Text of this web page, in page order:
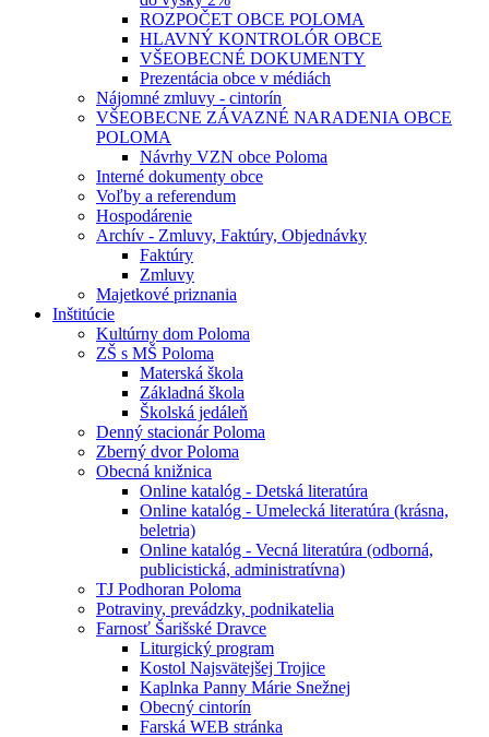
ROZPOČET OBCE POLOMA
HLAVNÝ KONTROLÓR OBCE
VŠEOBECNÉ DOKUMENTY
Prezentácia obce v médiách
Nájomné zmluvy - cintorín
VŠEOBECNE ZÁVAZNÉ NARADENIA OBCE
POLOMA
Návrhy VZN obce Poloma
Interné dokumenty obce
Voľby a referendum
Hospodárenie
Archív - Zmluvy, Faktúry, Objednávky
Faktúry
Zmluvy
Majetkové priznania
Inštitúcie
Kultúrny dom Poloma
ZŠ s MŠ Poloma
Materská škola
Základná škola
Školská jedáleň
Denný stacionár Poloma
Zberný dvor Poloma
Obecná knižnica
Online katalóg - Detská literatúra
Online katalóg - Umelecká literatúra (krásna,
beletria)
Online katalóg - Vecná literatúra (odborná,
publicistická, administratívna)
TJ Podhoran Poloma
Potraviny, prevádzky, podnikatelia
Farnosť Šarišské Dravce
Liturgický program
Kostol Najsvätejšej Trojice
Kaplnka Panny Márie Snežnej
Obecný cintorín
Farská WEB stránka